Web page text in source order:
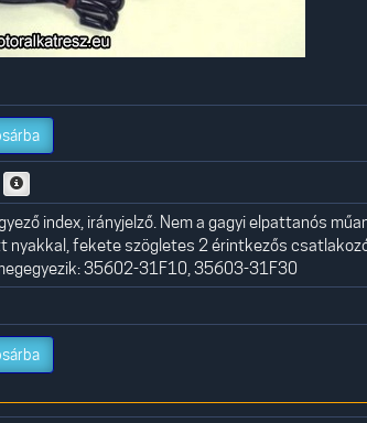
index, irányjelző. Nem a gagyi elpattanós
nyakkal, fekete szögletes 2 érintkezős
35602-31F10, 35603-31F30